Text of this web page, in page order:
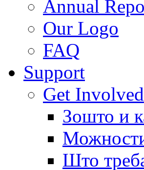
Annual
Our Logo
FAQ
Support
Get Involved
Зошто и
Што